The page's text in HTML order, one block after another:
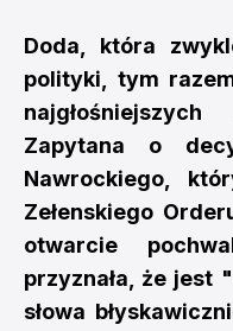
Doda, która
polityki, tym
Zapytana o
Nawrockiego,
Zełenskiego
otwarcie
przyznała, że jest
słowa